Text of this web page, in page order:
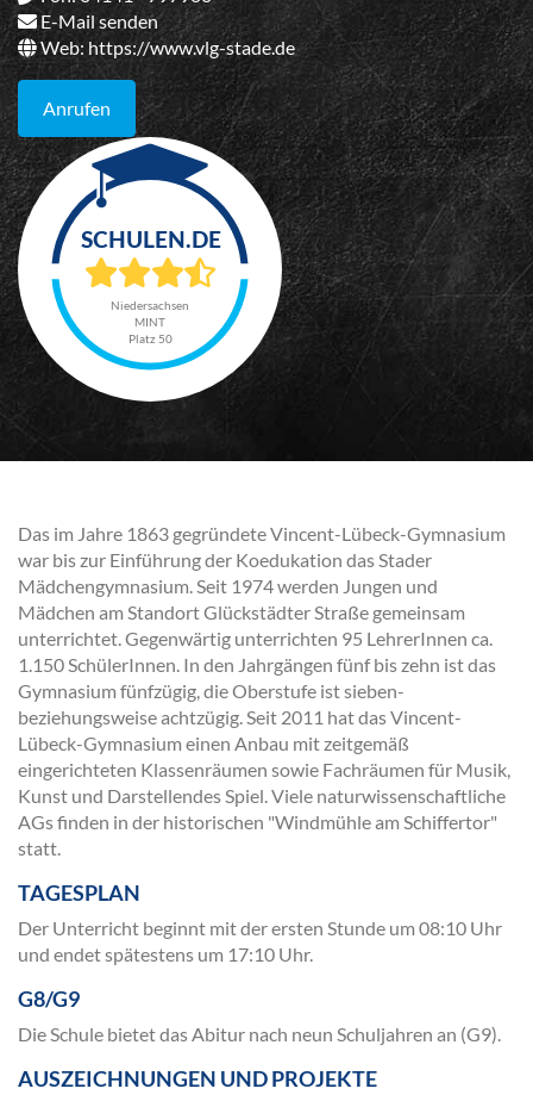
E-Mail senden
Web: https://www.vlg-stade.de
Anrufen
Niedersachsen
MINT
Platz 50
Das im Jahre 1863 gegründete Vincent-Lübeck-Gymnasium
war bis zur Einführung der Koedukation das Stader
Mädchengymnasium. Seit 1974 werden Jungen und
Mädchen am Standort Glückstädter Straße gemeinsam
unterrichtet. Gegenwärtig unterrichten 95 LehrerInnen ca.
1.150 SchülerInnen. In den Jahrgängen fünf bis zehn ist das
Gymnasium fünfzügig, die Oberstufe ist sieben-
beziehungsweise achtzügig. Seit 2011 hat das Vincent-
Lübeck-Gymnasium einen Anbau mit zeitgemäß
eingerichteten Klassenräumen sowie Fachräumen für Musik,
Kunst und Darstellendes Spiel. Viele naturwissenschaftliche
AGs finden in der histori­schen "Wind­mühle am Schiffer­tor"
statt.
TAGESPLAN
Der Unterricht beginnt mit der ersten Stunde um 08:10 Uhr
und endet spätestens um 17:10 Uhr.
G8/G9
Die Schule bietet das Abitur nach neun Schuljahren an (G9).
AUSZEICHNUNGEN UND PROJEKTE